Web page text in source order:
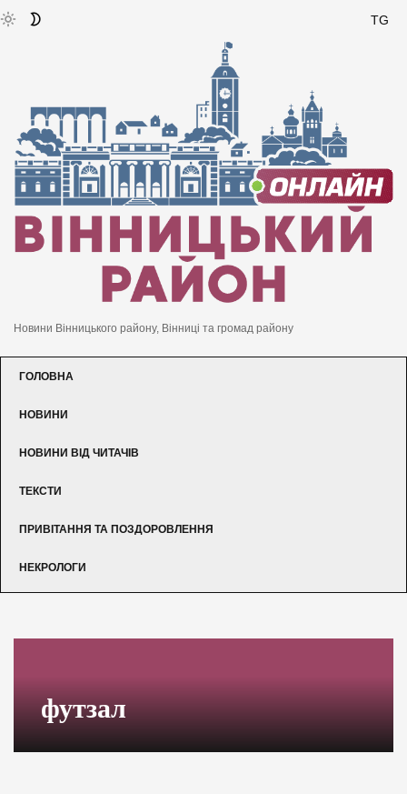
TG
Новини Вінницького району, Вінниці та громад району
ГОЛОВНА
НОВИНИ
НОВИНИ ВІД ЧИТАЧІВ
ТЕКСТИ
ПРИВІТАННЯ ТА ПОЗДОРОВЛЕННЯ
НЕКРОЛОГИ
футзал